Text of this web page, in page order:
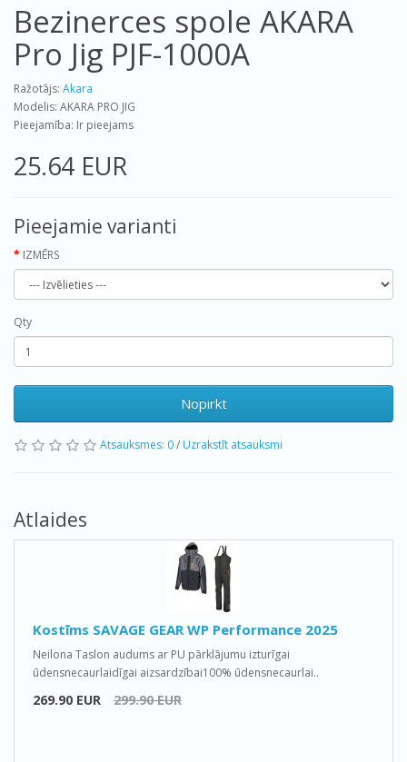
Bezinerces spole AKARA
Pro Jig PJF-1000A
Ražotājs: Akara
Modelis: AKARA PRO JIG
Pieejamība: Ir pieejams
25.64 EUR
Pieejamie varianti
IZMĒRS
Qty
Nopirkt
Atsauksmes: 0/ Uzrakstīt atsauksmi
Atlaides
Kostīms SAVAGE GEAR WP Performance 2025
Neilona Taslon audums ar PU pārklājumu izturīgai
ūdensnecaurlaidīgai aizsardzībai100% ūdensnecaurlai..
269.90 EUR 299.90 EUR